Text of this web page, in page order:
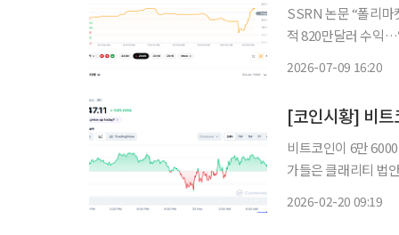
SSRN 논문 “폴리마
적 820만달러 수익…
2026-07-09 16:20
비트코인이 6만
가들은 클래리티 법
2026-02-20 09:19